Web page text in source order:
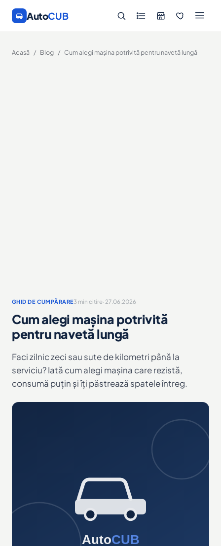
AutoCUB
Acasă / Blog / Cum alegi mașina potrivită pentru navetă lungă
GHID DE CUMPĂRARE3 min citire· 27.06.2026
Cum alegi mașina potrivită
pentru navetă lungă
Faci zilnic zeci sau sute de kilometri până la
serviciu? Iată cum alegi mașina care rezistă,
consumă puțin și îți păstrează spatele întreg.